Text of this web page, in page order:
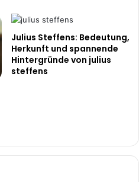
Julius Steffens: Bedeutung,
Herkunft und spannende
Hintergründe von julius
steffens